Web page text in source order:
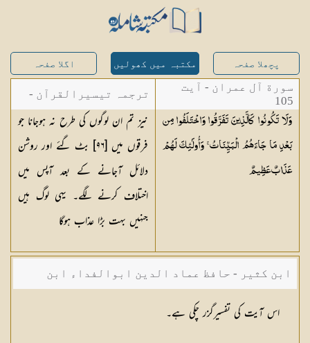
پچھلا صفحہ مکتبہ میں کھولیں اگلا صفحہ
سورة آل عمران - آیت
105
وَلَا تَكُونُوا كَالَّذِينَ تَفَرَّقُوا وَاخْتَلَفُوا مِن
بَعْدِ مَا جَاءَهُمُ الْبَيِّنَاتُ ۚ وَأُولَٰئِكَ لَهُمْ
عَذَابٌعَظِيمٌ
ترجمہ تیسیرالقرآن -
مولانا عبد الرحمن
کیلانی
نیز تم ان لوگوں کی طرح نہ ہوجانا جو
فرقوں میں [٩٦] بٹ گئے اور روشن
دلائل آجانے کے بعد آپس میں
اختلاف کرنے لگے۔ یہی لوگ ہیں
جنہیں بہت بڑا عذاب ہوگا
ابن کثیر - حافظ عماد الدین ابوالفداء ابن
کثیر صاحب
اس آیت کی تفسیرگزر چکی ہے۔